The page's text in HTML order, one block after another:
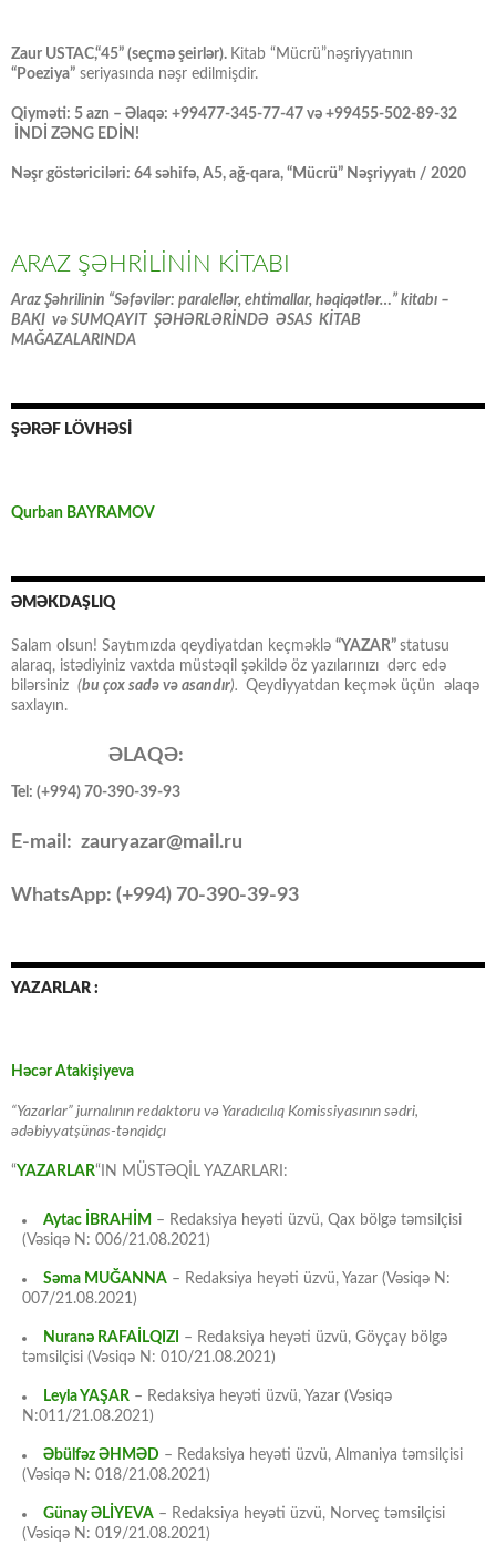
Zaur USTAC,“45” (seçmə şeirlər). Kitab “Mücrü”nəşriyyatının
“Poeziya” seriyasında nəşr edilmişdir.
Qiyməti: 5 azn – Əlaqə: +99477-345-77-47 və +99455-502-89-32
İNDİ ZƏNG EDİN!
Nəşr göstəriciləri: 64 səhifə, A5, ağ-qara, “Mücrü” Nəşriyyatı / 2020
ARAZ ŞƏHRİLİNİN KİTABI
Araz Şəhrilinin “Səfəvilər: paralellər, ehtimallar, həqiqətlər…” kitabı –
BAKI və SUMQAYIT ŞƏHƏRLƏRİNDƏ ƏSAS KİTAB
MAĞAZALARINDA
ŞƏRƏF LÖVHƏSİ
Qurban BAYRAMOV
ƏMƏKDAŞLIQ
Salam olsun! Saytımızda qeydiyatdan keçməklə “YAZAR” statusu
alaraq, istədiyiniz vaxtda müstəqil şəkildə öz yazılarınızı dərc edə
bilərsiniz (bu çox sadə və asandır). Qeydiyyatdan keçmək üçün əlaqə
saxlayın.
ƏLAQƏ:
Tel: (+994) 70-390-39-93
E-mail: zauryazar@mail.ru
WhatsApp: (+994) 70-390-39-93
YAZARLAR :
Həcər Atakişiyeva
“Yazarlar” jurnalının redaktoru və Yaradıcılıq Komissiyasının sədri,
ədəbiyyatşünas-tənqidçı
“YAZARLAR“IN MÜSTƏQİL YAZARLARI:
Aytac İBRAHİM – Redaksiya heyəti üzvü, Qax bölgə təmsilçisi
(Vəsiqə N: 006/21.08.2021)
Səma MUĞANNA – Redaksiya heyəti üzvü, Yazar (Vəsiqə N:
007/21.08.2021)
Nuranə RAFAİLQIZI
– Redaksiya heyəti üzvü, Göyçay bölgə
təmsilçisi (Vəsiqə N: 010/21.08.2021)
Leyla YAŞAR – Redaksiya heyəti üzvü, Yazar (Vəsiqə
N:011/21.08.2021)
Əbülfəz ƏHMƏD – Redaksiya heyəti üzvü, Almaniya təmsilçisi
(Vəsiqə N: 018/21.08.2021)
Günay ƏLİYEVA – Redaksiya heyəti üzvü, Norveç təmsilçisi
(Vəsiqə N: 019/21.08.2021)